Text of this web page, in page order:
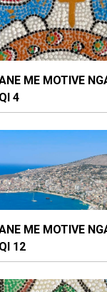
ME MOTIVE
4
ME MOTIVE
12